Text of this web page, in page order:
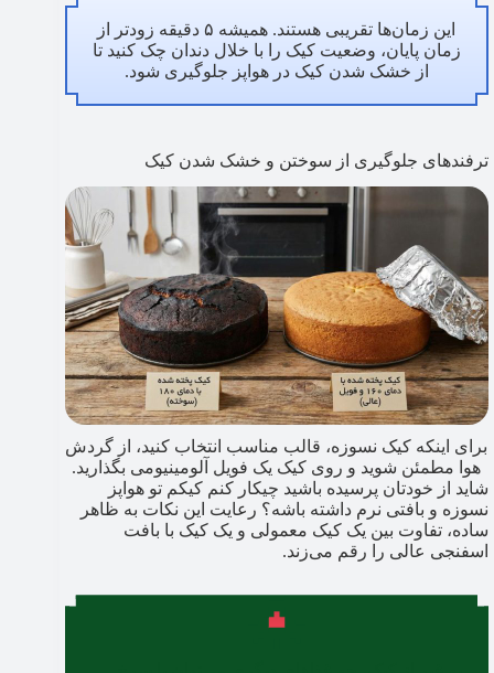
این زمان‌ها تقریبی هستند. همیشه ۵ دقیقه زودتر از
زمان پایان، وضعیت کیک را با خلال دندان چک کنید تا
از خشک شدن کیک در هواپز جلوگیری شود.
ترفندهای جلوگیری از سوختن و خشک شدن کیک
برای اینکه کیک نسوزه، قالب مناسب انتخاب کنید، از گردش
هوا مطمئن شوید و روی کیک یک فویل آلومینیومی بگذارید.
شاید از خودتان پرسیده باشید چیکار کنم کیکم تو هواپز
نسوزه و بافتی نرم داشته باشه؟ رعایت این نکات به ظاهر
ساده، تفاوت بین یک کیک معمولی و یک کیک با بافت
اسفنجی عالی را رقم می‌زند.